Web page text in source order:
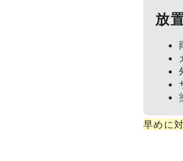
放
早めに